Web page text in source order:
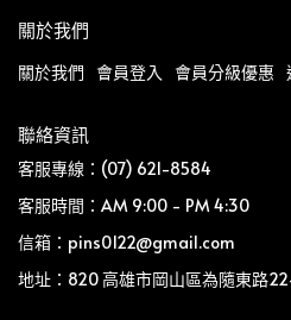
關於我們
關於我們 會員登入 會員分級優惠
聯絡資訊
客服專線：(07) 621-8584
客服時間：AM 9:00 - PM 4:30
信箱：pins0122@gmail.com
地址：820 高雄市岡山區為隨東路